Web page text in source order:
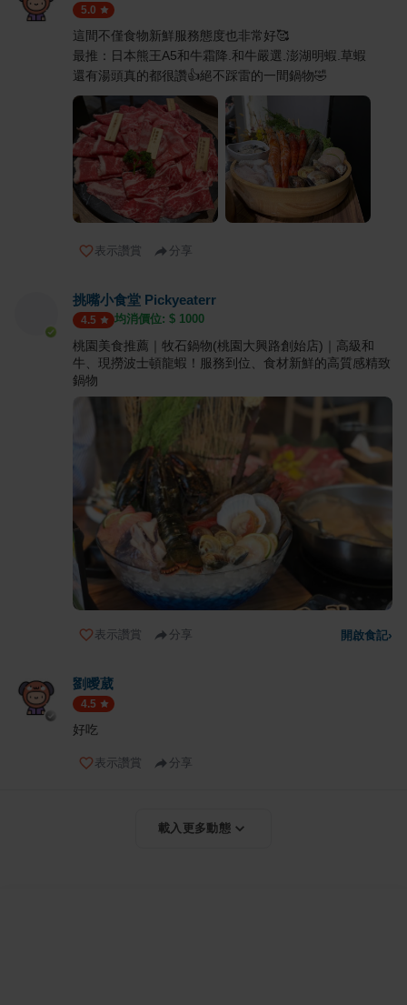
5.0
這間不僅食物新鮮服務態度也非常好🥰
最推：日本熊王A5和牛霜降.和牛嚴選.澎湖明蝦.草蝦
還有湯頭真的都很讚👍絕不踩雷的一間鍋物🤣
表示讚賞 分享
挑嘴小食堂 Pickyeaterr
4.5 均消價位: $ 1000
桃園美食推薦｜牧石鍋物(桃園大興路創始店)｜高級和
牛、現撈波士頓龍蝦！服務到位、食材新鮮的高質感精致
鍋物
表示讚賞 分享 開啟食記›
劉曖葳
4.5
好吃
表示讚賞 分享
載入更多動態